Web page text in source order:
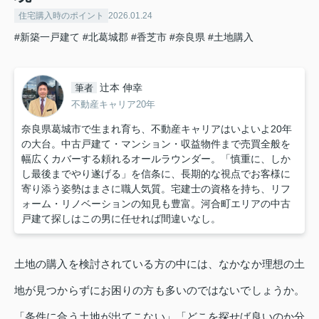
住宅購入時のポイント 2026.01.24
#新築一戸建て #北葛城郡 #香芝市 #奈良県 #土地購入
筆者 辻本 伸幸
不動産キャリア20年
奈良県葛城市で生まれ育ち、不動産キャリアはいよいよ20年
の大台。中古戸建て・マンション・収益物件まで売買全般を
幅広くカバーする頼れるオールラウンダー。「慎重に、しか
し最後までやり遂げる」を信条に、長期的な視点でお客様に
寄り添う姿勢はまさに職人気質。宅建士の資格を持ち、リフ
ォーム・リノベーションの知見も豊富。河合町エリアの中古
戸建て探しはこの男に任せれば間違いなし。
土地の購入を検討されている方の中には、なかなか理想の土
地が見つからずにお困りの方も多いのではないでしょうか。
「条件に合う土地が出てこない」「どこを探せば良いのか分